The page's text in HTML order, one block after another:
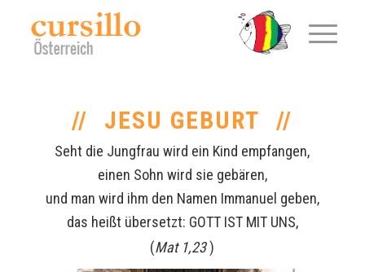
JESU GEBURT
Seht die Jungfrau wird ein Kind empfangen,
einen Sohn wird sie gebären,
und man wird ihm den Namen Immanuel geben,
das heißt übersetzt: GOTT IST MIT UNS,
(Mat 1,23)